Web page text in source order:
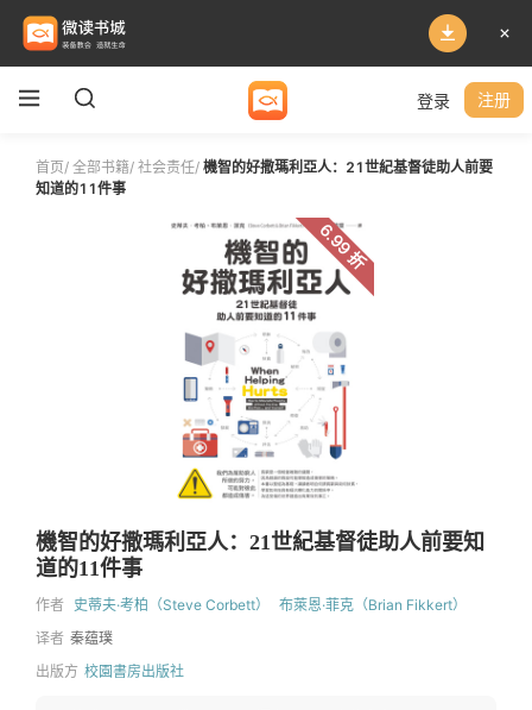
登录 注册
首页/ 全部书籍/ 社会责任/ 機智的好撒瑪利亞人：21世紀基督徒助人前要
知道的11件事
6.99 折
機智的好撒瑪利亞人：21世紀基督徒助人前要知
道的11件事
作者 史蒂夫·考柏（Steve Corbett）
布萊恩·菲克（Brian Fikkert）
译者 秦蕴璞
出版方 校園書房出版社